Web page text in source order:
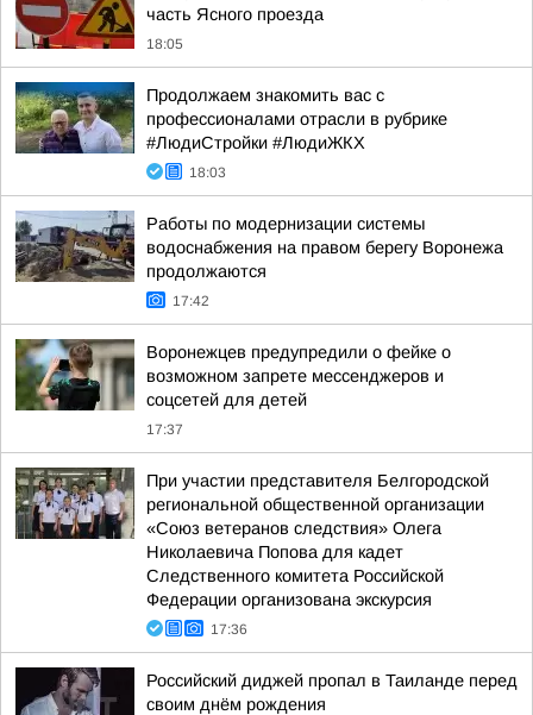
часть Ясного проезда
18:05
Продолжаем знакомить вас с
профессионалами отрасли в рубрике
#ЛюдиСтройки #ЛюдиЖКХ
18:03
Работы по модернизации системы
водоснабжения на правом берегу Воронежа
продолжаются
17:42
Воронежцев предупредили о фейке о
возможном запрете мессенджеров и
соцсетей для детей
17:37
При участии представителя Белгородской
региональной общественной организации
«Союз ветеранов следствия» Олега
Николаевича Попова для кадет
Следственного комитета Российской
Федерации организована экскурсия
17:36
Российский диджей пропал в Таиланде перед
своим днём рождения